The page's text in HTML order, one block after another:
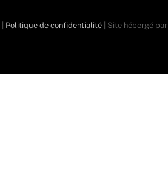
Politique de confidentialité| Site hébergé par